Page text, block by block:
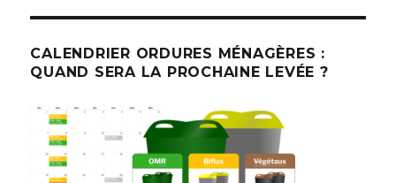
CALENDRIER ORDURES MÉNAGÈRES :
QUAND SERA LA PROCHAINE LEVÉE ?